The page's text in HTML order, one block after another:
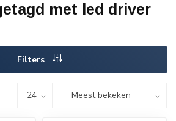
met led driver
Filters